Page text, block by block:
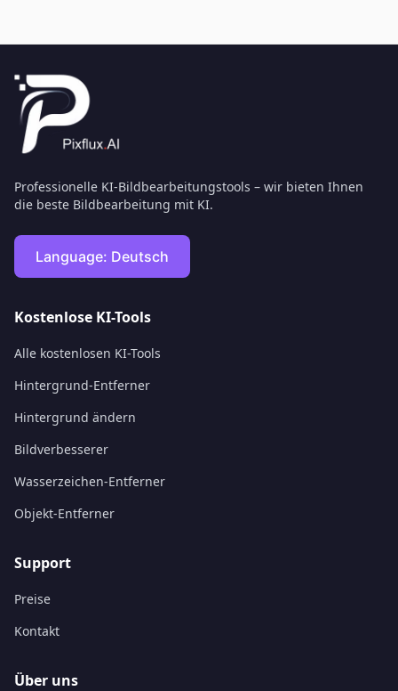
Professionelle KI-Bildbearbeitungstools – wir bieten Ihnen
die beste Bildbearbeitung mit KI.
Language: Deutsch
Kostenlose KI-Tools
Alle kostenlosen KI-Tools
Hintergrund-Entferner
Hintergrund ändern
Bildverbesserer
Wasserzeichen-Entferner
Objekt-Entferner
Support
Preise
Kontakt
Über uns